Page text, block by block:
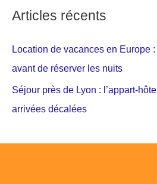
Articles récents
Location de vacances en Europe
avant de réserver les nuits
Séjour près de Lyon : l’appart-
arrivées décalées